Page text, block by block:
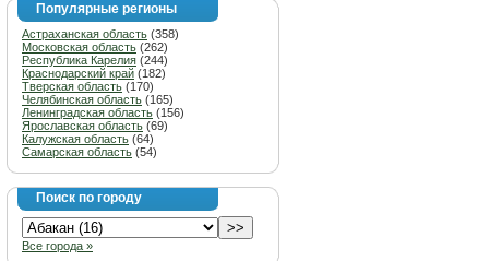
Популярные регионы
Астраханская область (358)
Московская область (262)
Республика Карелия (244)
Краснодарский край (182)
Тверская область (170)
Челябинская область (165)
Ленинградская область (156)
Ярославская область (69)
Калужская область (64)
Самарская область (54)
Поиск по городу
Все города »